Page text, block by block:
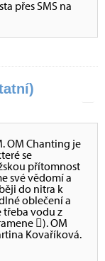
přes SMS na
OM Chanting je
se
přítomnost
své vědomí a
do nitra k
oblečení a
třeba vodu z
). OM
Kovaříková.